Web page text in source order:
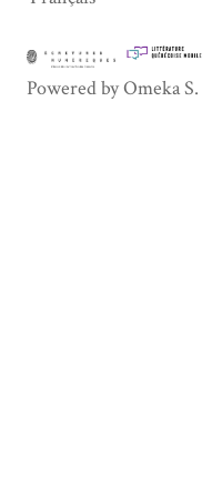
Powered by Omeka S.